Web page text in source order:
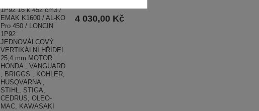
1P92 16 k 452 cm3 /
EMAK K1600 / AL-KO
Pro 450 / LONCIN
1P92
JEDNOVÁLCOVÝ
VERTIKÁLNÍ HŘÍDEL
25,4 mm MOTOR
HONDA , VANGUARD
, BRIGGS , KOHLER,
HUSQVARNA ,
STIHL, STIGA,
CEDRUS, OLEO-
MAC, KAWASAKI
4 030,00 Kč